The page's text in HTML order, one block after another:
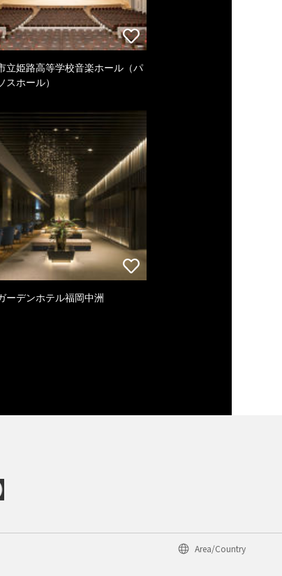
立姫路高等学校音楽ホール（パ
スホール）
ーデンホテル福岡中洲
Area/Country